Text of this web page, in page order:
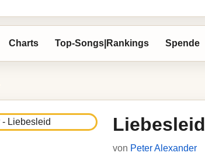
Charts Top-Songs|Rankings Spende
Liebesleid
von Peter Alexander